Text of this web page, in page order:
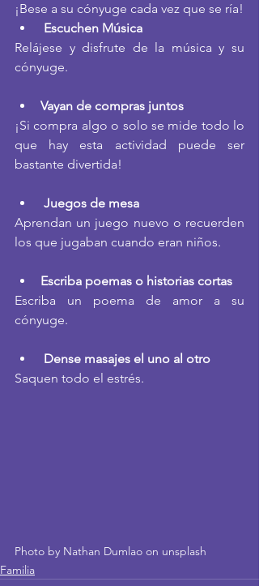
¡Bese a su cónyuge cada vez que se ría!
Escuchen Música
Relájese y disfrute de la música y su
cónyuge.
Vayan de compras juntos
¡Si compra algo o solo se mide todo lo
que hay esta actividad puede ser
bastante divertida!
Juegos de mesa
Aprendan un juego nuevo o recuerden
los que jugaban cuando eran niños.
Escriba poemas o historias cortas
Escriba un poema de amor a su
cónyuge.
Dense masajes el uno al otro
Saquen todo el estrés.
Photo by Nathan Dumlao on unsplash
Familia